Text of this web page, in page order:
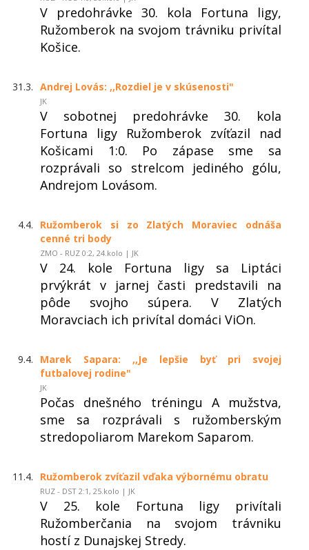
V predohrávke 30. kola Fortuna ligy,
Ružomberok na svojom trávniku privítal
Košice.
31.3. Andrej Lovás: ,,Rozdiel je v skúsenosti"
JK
V sobotnej predohrávke 30. kola
Fortuna ligy Ružomberok zvíťazil nad
Košicami 1:0. Po zápase sme sa
rozprávali so strelcom jediného gólu,
Andrejom Lovásom.
4.4.
Ružomberok si zo Zlatých Moraviec odnáša
cenné tri body
ZMO - RUZ 0:2, 24.kolo | JK
V 24. kole Fortuna ligy sa Liptáci
prvýkrát v jarnej časti predstavili na
pôde svojho súpera. V Zlatých
Moravciach ich privítal domáci ViOn.
9.4.
Marek Sapara: ,,Je lepšie byť pri svojej
futbalovej rodine"
JK
Počas dnešného tréningu A mužstva,
sme sa rozprávali s ružomberským
stredopoliarom Marekom Saparom.
11.4. Ružomberok zvíťazil vďaka výbornému obratu
RUZ - DST 2:1, 25.kolo | JK
V 25. kole Fortuna ligy privítali
Ružomberčania na svojom trávniku
hostí z Dunajskej Stredy.